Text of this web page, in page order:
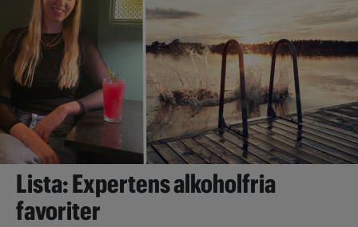
Lista: Expertens alkoholfria
favoriter